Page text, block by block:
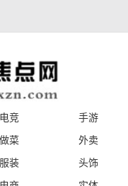
电竞
手游
做菜
外卖
服装
头饰